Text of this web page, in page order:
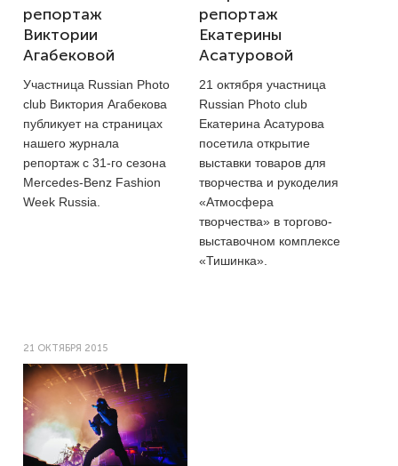
репортаж
Виктории
Агабековой
Участница Russian Photo
club Виктория Агабекова
публикует на страницах
нашего журнала
репортаж с 31-го сезона
Mercedes-Benz Fashion
Week Russia.
репортаж
Екатерины
Асатуровой
21 октября участница
Russian Photo club
Екатерина Асатурова
посетила открытие
выставки товаров для
творчества и рукоделия
«Атмосфера
творчества» в торгово-
выставочном комплексе
«Тишинка».
21 ОКТЯБРЯ 2015